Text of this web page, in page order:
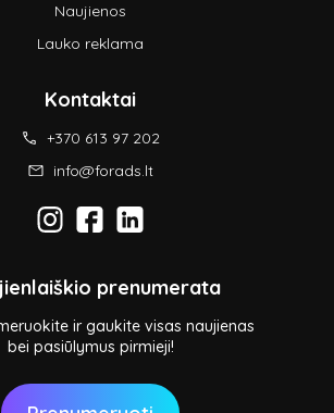
Naujienos
Lauko reklama
Kontaktai
+370 613 97 202
info@forads.lt
prenumerata
ir gaukite visas naujienas
bei pasiūlymus pirmieji!